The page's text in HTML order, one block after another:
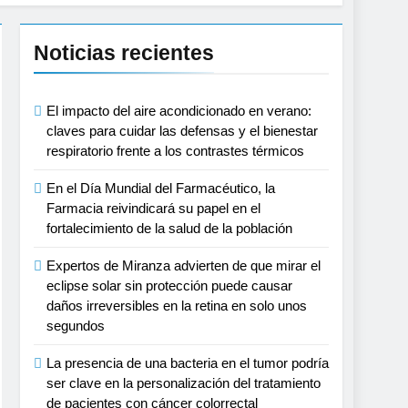
de películas de los Minions
playas y otros espacios al aire libre
estratégica y modernización para
muscular del deportista
Noticias recientes
El impacto del aire acondicionado en verano:
claves para cuidar las defensas y el bienestar
respiratorio frente a los contrastes térmicos
En el Día Mundial del Farmacéutico, la
Farmacia reivindicará su papel en el
fortalecimiento de la salud de la población
Expertos de Miranza advierten de que mirar el
eclipse solar sin protección puede causar
daños irreversibles en la retina en solo unos
segundos
La presencia de una bacteria en el tumor podría
ser clave en la personalización del tratamiento
de pacientes con cáncer colorrectal